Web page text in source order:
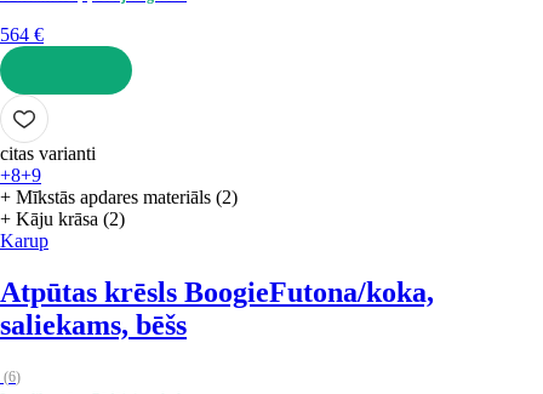
564 €
LIKT GROZĀ
citas varianti
+8+9
+ Mīkstās apdares materiāls (2)
+ Kāju krāsa (2)
Karup
Atpūtas krēsls BoogieFutona/koka,
saliekams, bēšs
(6)